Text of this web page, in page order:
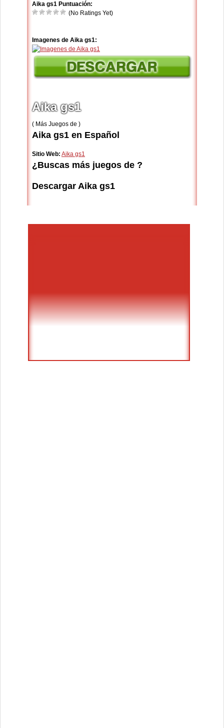
Aika gs1 Puntuación:
(No Ratings Yet)
Imagenes de Aika gs1:
Aika gs1
( Más Juegos de )
Aika gs1 en Español
Sitio Web: Aika gs1
¿Buscas más juegos de ?
Descargar Aika gs1